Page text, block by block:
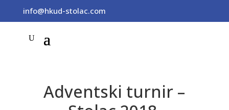
info@hkud-stolac.com
Adventski turnir –